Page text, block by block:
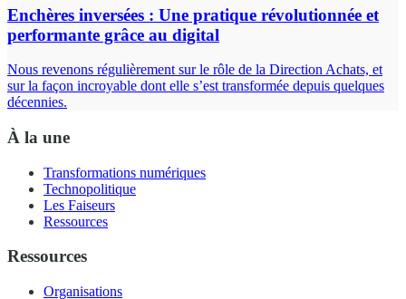
Enchères inversées : Une pratique révolutionnée et
performante grâce au digital
Nous revenons régulièrement sur le rôle de la Direction Achats, et
sur la façon incroyable dont elle s’est transformée depuis quelques
décennies.
À la une
Transformations numériques
Technopolitique
Les Faiseurs
Ressources
Ressources
Organisations